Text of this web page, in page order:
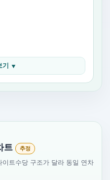
▼
트 추정
트수당 구조가 달라 동일 연차